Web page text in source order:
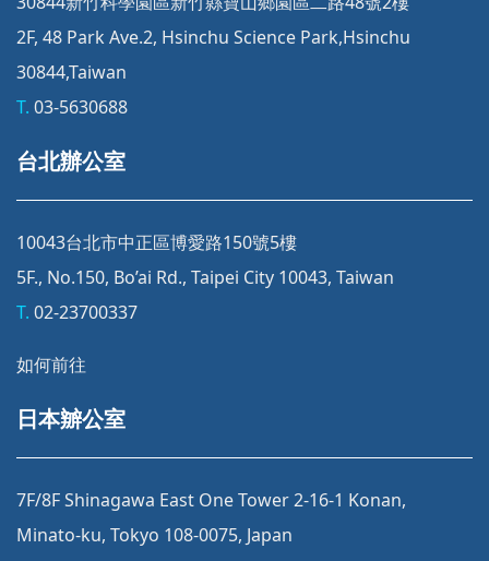
2F, 48 Park Ave.2, Hsinchu Science Park,Hsinchu
30844,Taiwan
T. 03-5630688
台北辦公室
10043台北市中正區博愛路150號5樓
5F., No.150, Bo’ai Rd., Taipei City 10043, Taiwan
T. 02-23700337
如何前往
日本辧公室
7F/8F Shinagawa East One Tower 2-16-1 Konan,
Minato-ku, Tokyo 108-0075, Japan